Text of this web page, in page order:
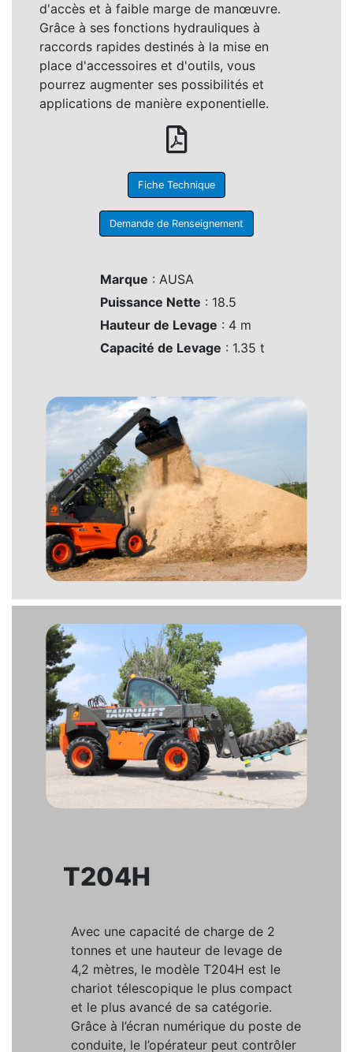
d'accès et à faible marge de manœuvre.
Grâce à ses fonctions hydrauliques à
raccords rapides destinés à la mise en
place d'accessoires et d'outils, vous
pourrez augmenter ses possibilités et
applications de manière exponentielle.
Fiche Technique
Demande de Renseignement
Marque : AUSA
Puissance Nette : 18.5
Hauteur de Levage : 4 m
Capacité de Levage : 1.35 t
T204H
Avec une capacité de charge de 2
tonnes et une hauteur de levage de
4,2 mètres, le modèle T204H est le
chariot télescopique le plus compact
et le plus avancé de sa catégorie.
Grâce à l’écran numérique du poste de
conduite, le l’opérateur peut contrôler